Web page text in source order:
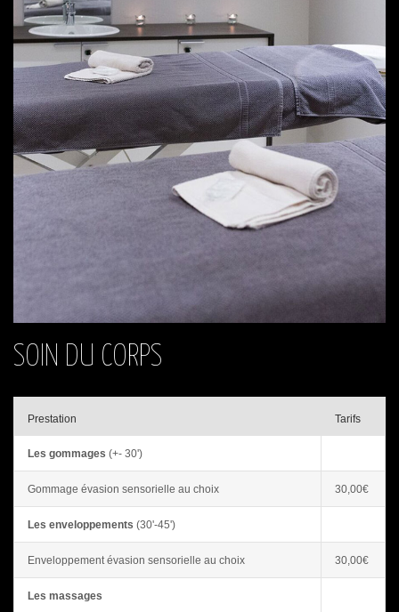
SOIN DU CORPS
Prestation Tarifs
Les gommages (+- 30')
Gommage évasion sensorielle au choix 30,00€
Les enveloppements (30'-45')
Enveloppement évasion sensorielle au choix 30,00€
Les massages